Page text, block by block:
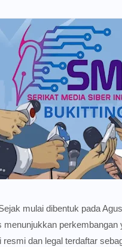
mulai dibentuk pada
dan legal terdaftar